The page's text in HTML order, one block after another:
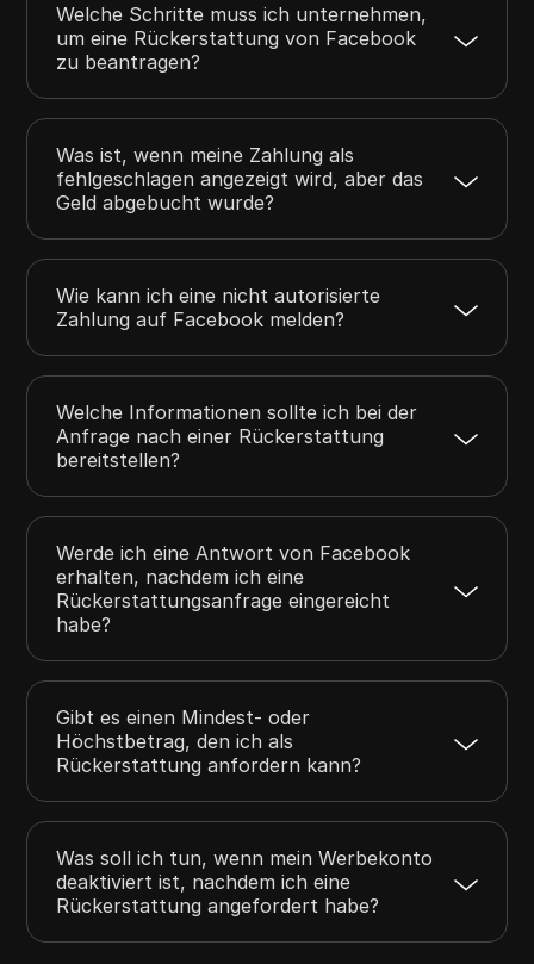
Welche Schritte muss ich unternehmen,
um eine Rückerstattung von Facebook
zu beantragen?
Was ist, wenn meine Zahlung als
fehlgeschlagen angezeigt wird, aber das
Geld abgebucht wurde?
Wie kann ich eine nicht autorisierte
Zahlung auf Facebook melden?
Welche Informationen sollte ich bei der
Anfrage nach einer Rückerstattung
bereitstellen?
Werde ich eine Antwort von Facebook
erhalten, nachdem ich eine
Rückerstattungsanfrage eingereicht
habe?
Gibt es einen Mindest- oder
Höchstbetrag, den ich als
Rückerstattung anfordern kann?
Was soll ich tun, wenn mein Werbekonto
deaktiviert ist, nachdem ich eine
Rückerstattung angefordert habe?